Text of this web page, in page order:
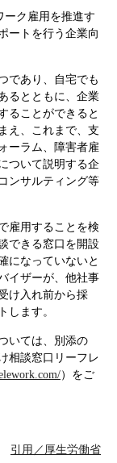
ーク雇用を推進す
ートを行う企業向
であり、自宅でも
るとともに、企業
ることができると
え、これまで、支
ーラム、障害者雇
ついて説明する企
ンサルティング等
雇用することを検
できる窓口を開設
になっていないと
イザーが、他社事
け入れ前から採
します。
いては、別添の
相談窓口リーフレ
）をご
引用／厚生労働省